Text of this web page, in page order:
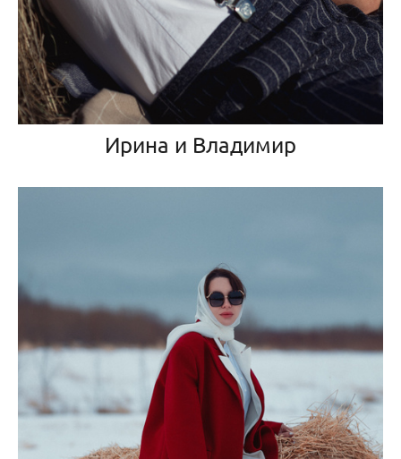
Ирина и Владимир